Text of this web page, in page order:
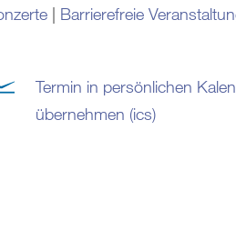
| Barrierefreie
Termin in persönlichen
übernehmen (ics)